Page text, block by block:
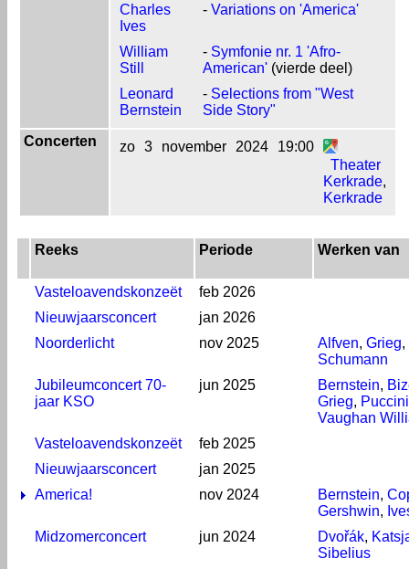
Charles
Ives
- Variations on 'America'
William
Still
- Symfonie nr. 1 'Afro-
American' (vierde deel)
Leonard
Bernstein
- Selections from "West
Side Story"
Concerten
zo 3 november 2024
19:00
Theater
Kerkrade,
Kerkrade
Reeks Periode Werken van
Vasteloavendskonzeët
feb 2026
Nieuwjaarsconcert
jan 2026
Noorderlicht
nov 2025 Alfven, Grieg,
Schumann
Jubileumconcert 70-
jaar KSO
jun 2025 Bernstein,
Grieg, Puccini
Vaughan
Vasteloavendskonzeët
feb 2025
Nieuwjaarsconcert
jan 2025
America!
nov 2024 Bernstein,
Gershwin,
Midzomerconcert
jun 2024 Dvořák,
Sibelius